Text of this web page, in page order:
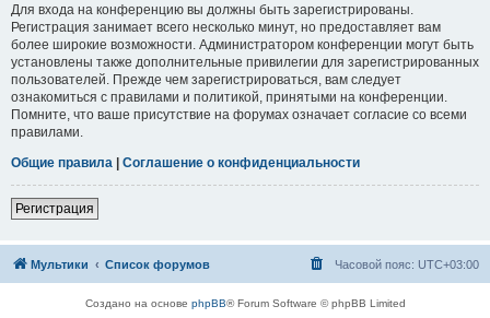
Для входа на конференцию вы должны быть зарегистрированы.
Регистрация занимает всего несколько минут, но предоставляет вам
более широкие возможности. Администратором конференции могут быть
установлены также дополнительные привилегии для зарегистрированных
пользователей. Прежде чем зарегистрироваться, вам следует
ознакомиться с правилами и политикой, принятыми на конференции.
Помните, что ваше присутствие на форумах означает согласие со всеми
правилами.
Общие правила | Соглашение о конфиденциальности
Регистрация
Мультики Список форумов Часовой пояс: UTC+03:00
Создано на основе phpBB® Forum Software © phpBB Limited